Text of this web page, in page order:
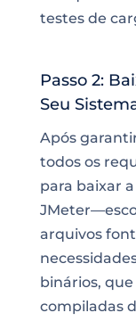
testes de
Passo 2:
Seu
Após
todos os
para baixar
arquivos
binários,
compiladas